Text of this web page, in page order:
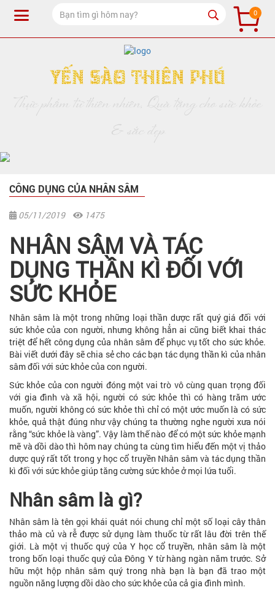
0
Yến Sào Thiên Phú
Thực phẩm từ thiên nhiên, Quà tặng cho sức khỏe
& sắc đẹp
CÔNG DỤNG CỦA NHÂN SÂM
05/11/2019 1475
NHÂN SÂM VÀ TÁC
DỤNG THẦN KÌ ĐỐI VỚI
SỨC KHỎE
Nhân sâm là một trong những loại thần dược rất quý giá đối với
sức khỏe của con người, nhưng không hẳn ai cũng biết khai thác
triệt để hết công dụng của nhân sâm để phục vụ tốt cho sức khỏe.
Bài viết dưới đây sẽ chia sẻ cho các bạn tác dụng thần kì của nhân
sâm đối với sức khỏe của con người.
Sức khỏe của con người đóng một vai trò vô cùng quan trọng đối
với gia đình và xã hội, người có sức khỏe thì có hàng trăm ước
muốn, người không có sức khỏe thì chỉ có một ước muốn là có sức
khỏe, quả thật đúng như vậy chúng ta thường nghe người xưa nói
rằng “sức khỏe là vàng”. Vậy làm thế nào để có một sức khỏe mạnh
mẽ và dồi dào thì hôm nay chúng ta cùng tìm hiểu đến một vị thảo
dược quý rất tốt trong y học cổ truyền Nhân sâm và tác dụng thần
kì đối với sức khỏe giúp tăng cường sức khỏe ở mọi lứa tuổi.
Nhân sâm là gì?
Nhân sâm là tên gọi khái quát nói chung chỉ một số loại cây thân
thảo mà củ và rễ được sử dụng làm thuốc từ rất lâu đời trên thế
giới. Là một vị thuốc quý của Y học cổ truyền, nhân sâm là một
trong bốn loại thuốc quý của Đông Y từ hàng ngàn năm trước. Sở
hữu một hộp nhân sâm quý trong nhà bạn là bạn đã trao một
nguồn năng lượng dồi dào cho sức khỏe của cả gia đình mình.